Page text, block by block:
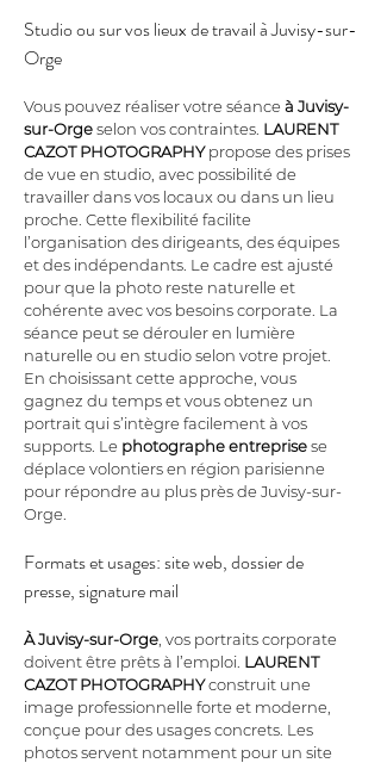
Studio ou sur vos lieux de travail à Juvisy-sur-
Orge
Vous pouvez réaliser votre séance à Juvisy-
sur-Orge selon vos contraintes. LAURENT
CAZOT PHOTOGRAPHY propose des prises
de vue en studio, avec possibilité de
travailler dans vos locaux ou dans un lieu
proche. Cette flexibilité facilite
l’organisation des dirigeants, des équipes
et des indépendants. Le cadre est ajusté
pour que la photo reste naturelle et
cohérente avec vos besoins corporate. La
séance peut se dérouler en lumière
naturelle ou en studio selon votre projet.
En choisissant cette approche, vous
gagnez du temps et vous obtenez un
portrait qui s’intègre facilement à vos
supports. Le photographe entreprise se
déplace volontiers en région parisienne
pour répondre au plus près de Juvisy-sur-
Orge.
Formats et usages: site web, dossier de
presse, signature mail
À Juvisy-sur-Orge , vos portraits corporate
doivent être prêts à l’emploi. LAURENT
CAZOT PHOTOGRAPHY construit une
image professionnelle forte et moderne,
conçue pour des usages concrets. Les
photos servent notamment pour un site